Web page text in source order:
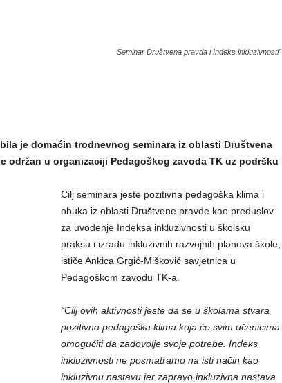
Seminar Društvena pravda i Indeks inkluzivnosti"
je domaćin trodnevnog seminara iz oblasti Društvena
održan u organizaciji Pedagoškog zavoda TK uz podršku
Cilj seminara jeste pozitivna pedagoška klima i
obuka iz oblasti Društvene pravde kao preduslov
za uvođenje Indeksa inkluzivnosti u školsku
praksu i izradu inkluzivnih razvojnih planova škole,
ističe Ankica Grgić-Mišković savjetnica u
Pedagoškom zavodu TK-a.
“Cilj ovih aktivnosti jeste da se u školama stvara
pozitivna pedagoška klima koja će svim učenicima
omogućiti da zadovolje svoje potrebe. Indeks
inkluzivnosti ne posmatramo na isti način kao
inkluzivnu nastavu jer zapravo inkluzivna nastava